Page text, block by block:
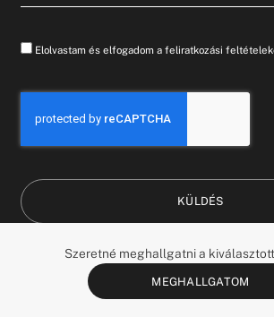
Szeretné meghallgatni a
MEGHALLGATOM
Elolvastam és elfogadom a feliratkozási
KÜLDÉS
MINDEN JOG FENNTARTVA ©
COANDCO.